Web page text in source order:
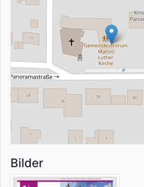
Bilder